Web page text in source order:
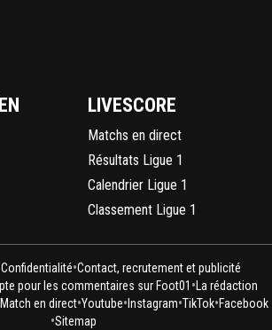
LIVESCORE
Matchs en direct
Résultats Ligue 1
Calendrier Ligue 1
Classement Ligue 1
•Contact, recrutement et publicité
pour les commentaires sur Foot01 • La rédaction
Match en direct•Youtube• Instagram•TikTok•Facebook
•Sitemap